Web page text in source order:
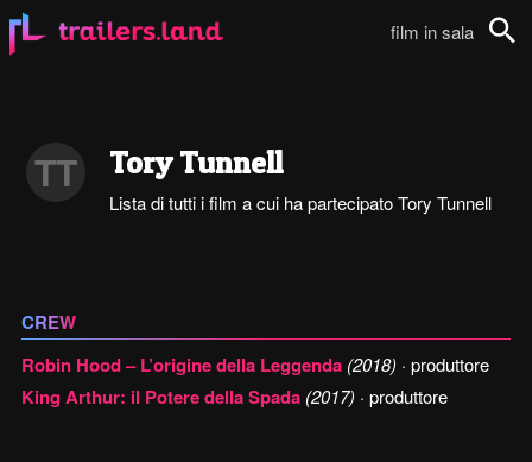
film in sala
TT Tory Tunnell
Lista di tutti i film a cui ha partecipato Tory Tunnell
CREW
Robin Hood – L’origine della Leggenda (2018) · produttore
King Arthur: il Potere della Spada (2017) · produttore